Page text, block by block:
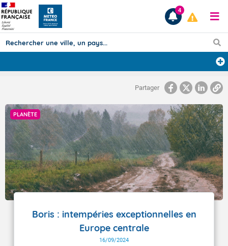
Prévisions
TOUS LES RÉSULTATS
Articles
4
Partager
PLANÈTE
Boris : intempéries exceptionnelles en
Europe centrale
16/09/2024